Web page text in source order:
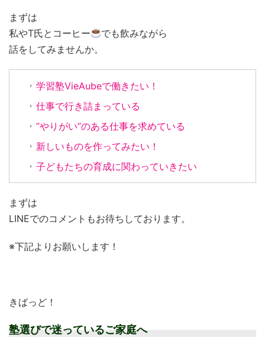
まずは
私やT氏とコーヒー
でも飲みながら
話をしてみませんか。
学習塾VieAubeで働きたい！
仕事で行き詰まっている
”やりがい”のある仕事を求めている
新しいものを作ってみたい！
子どもたちの育成に関わっていきたい
まずは
LINEでのコメントもお待ちしております。
※下記よりお願いします！
きばっど！
塾選びで迷っているご家庭へ